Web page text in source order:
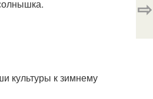
культуры к зимнему
⇨